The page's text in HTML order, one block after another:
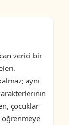
verici bir
aynı
çocuklar
öğrenmeye